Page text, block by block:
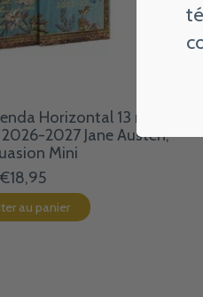
Horizontal 13 mois
2027 Jane Austen,
Mini
€18,95
au panier